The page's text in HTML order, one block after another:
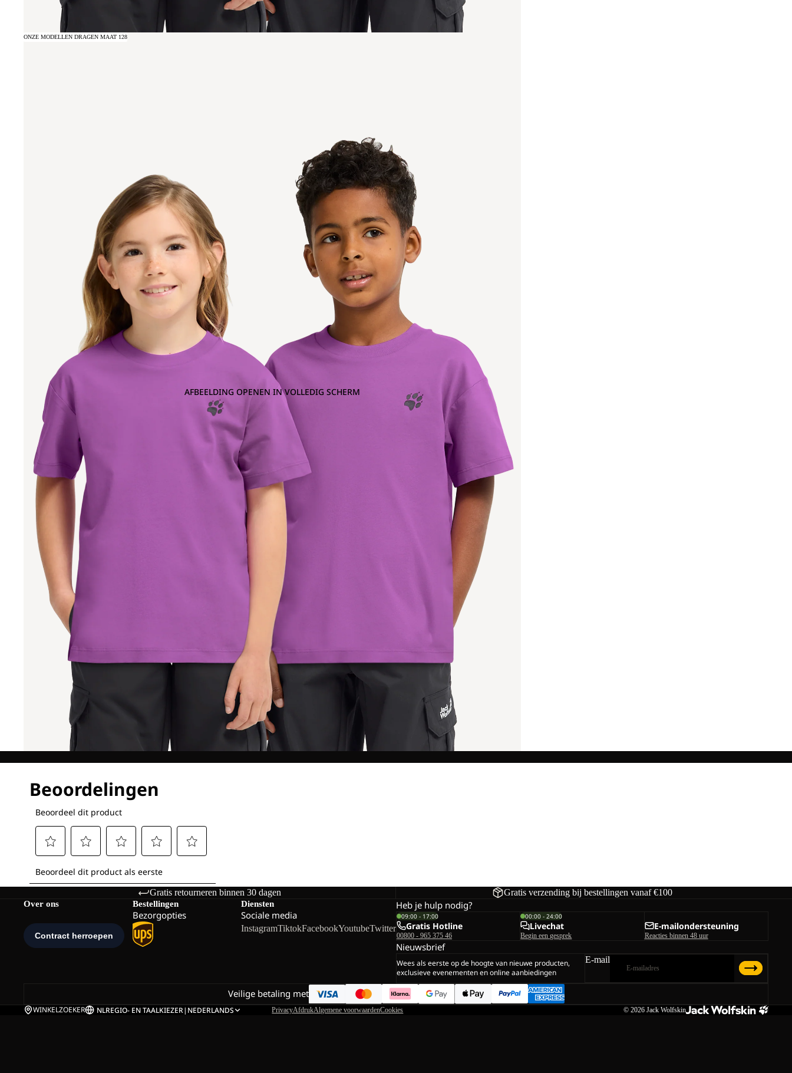
AFBEELDING OPENEN IN VOLLEDIG SCHERM
ONZE MODELLEN DRAGEN MAAT 128
Gratis retourneren binnen 30 dagen Gratis verzending bij bestellingen vanaf €100
Over ons Bestellingen
Bezorgopties
Diensten
Sociale media
InstagramTiktokFacebookYoutubeTwitter
Heb je hulp nodig?
09:00 - 17:00
Gratis Hotline
00800 - 965 375 46
00:00 - 24:00
Livechat
Begin een gesprek
E-mailondersteuning
Reacties binnen 48 uur
Nieuwsbrief
Wees als eerste op de hoogte van nieuwe producten,
exclusieve evenementen en online aanbiedingen
E-mail
Veilige betaling met
WINKELZOEKER NLREGIO- EN TAALKIEZER| NEDERLANDS PrivacyAfdrukAlgemene voorwaardenCookies © 2026 Jack Wolfskin